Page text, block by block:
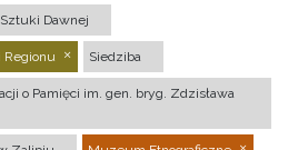
Dawnej
Regionu Siedziba
o Pamięci im. gen. bryg. Zdzisława